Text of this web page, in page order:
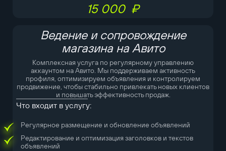
15 000 ₽
Ведение и сопровождение
магазина на Авито
Комплексная услуга по регулярному управлению
аккаунтом на Авито. Мы поддерживаем активность
профиля, оптимизируем объявления и контролируем
продвижение, чтобы стабильно привлекать новых клиентов
и повышать эффективность продаж.
Что входит в услугу:
Регулярное размещение и обновление объявлений
Редактирование и оптимизация заголовков и текстов
объявлений